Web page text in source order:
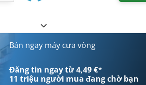
Bán ngay máy cưa vòng
Đăng tin ngay từ 4,49 €*
11 triệu người mua đang chờ bạn